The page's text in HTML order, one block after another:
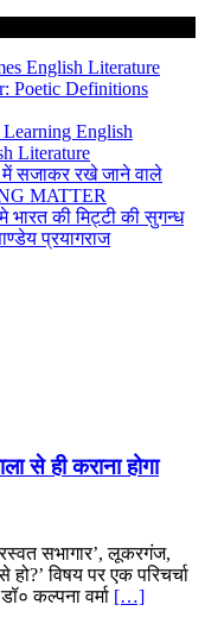
English Literature
Poetic Definitions
English
Literature
सजाकर रखे जाने वाले
MATTER
मे भारत की मिट्टी की सुगन्ध
प्रयागराज
से ही कराना होगा
सभागार’, लूकरगंज,
विषय पर एक परिचर्चा
कल्पना वर्मा […]